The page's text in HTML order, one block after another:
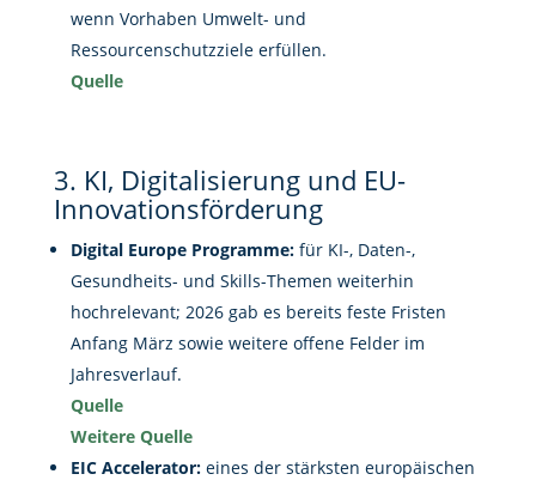
wenn Vorhaben Umwelt- und
Ressourcenschutzziele erfüllen.
Quelle
3. KI, Digitalisierung und EU-
Innovationsförderung
Digital Europe Programme:für KI-, Daten-,
Gesundheits- und Skills-Themen weiterhin
hochrelevant; 2026 gab es bereits feste Fristen
Anfang März sowie weitere offene Felder im
Jahresverlauf.
Quelle
Weitere Quelle
EIC Accelerator:eines der stärksten europäischen